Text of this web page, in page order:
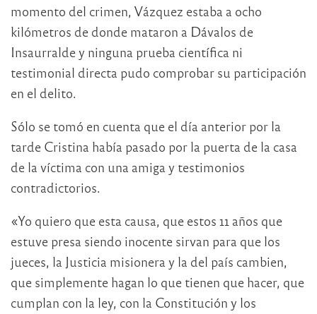
momento del crimen, Vázquez estaba a ocho
kilómetros de donde mataron a Dávalos de
Insaurralde y ninguna prueba científica ni
testimonial directa pudo comprobar su participación
en el delito.
Sólo se tomó en cuenta que el día anterior por la
tarde Cristina había pasado por la puerta de la casa
de la víctima con una amiga y testimonios
contradictorios.
«Yo quiero que esta causa, que estos 11 años que
estuve presa siendo inocente sirvan para que los
jueces, la Justicia misionera y la del país cambien,
que simplemente hagan lo que tienen que hacer, que
cumplan con la ley, con la Constitución y los